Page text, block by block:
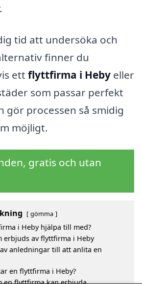
tid att undersöka och
finner du
ett flyttfirma i Heby eller
som passar perfekt
gör processen så smidig
möjligt.
gratis och utan
gömma
i Heby hjälpa till med?
erbjuds av flyttfirma i Heby
anledningar till att anlita en
en flyttfirma i Heby?